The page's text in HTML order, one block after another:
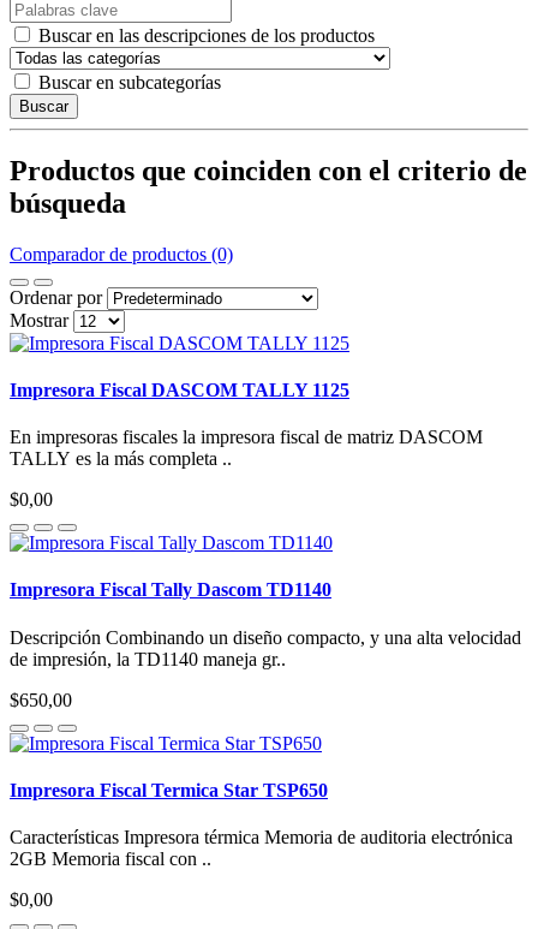
Buscar en las descripciones de los productos
Buscar en subcategorías
Buscar
Productos que coinciden con el criterio de
búsqueda
Comparador de productos (0)
Ordenar por
Mostrar
Impresora Fiscal DASCOM TALLY 1125
En impresoras fiscales la impresora fiscal de matriz DASCOM
TALLY es la más completa ..
$0,00
Impresora Fiscal Tally Dascom TD1140
Descripción Combinando un diseño compacto, y una alta velocidad
de impresión, la TD1140 maneja gr..
$650,00
Impresora Fiscal Termica Star TSP650
Características Impresora térmica Memoria de auditoria electrónica
2GB Memoria fiscal con ..
$0,00